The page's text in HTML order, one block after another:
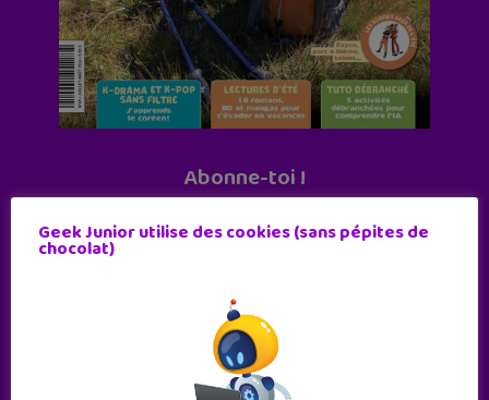
Abonne-toi !
Geek Junior utilise des cookies (sans pépites de
chocolat)